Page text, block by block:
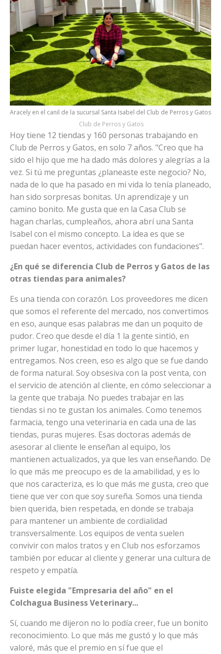
Aracely en el canil de la sucursal Santa Isabel del Club de Perros y Gatos
Club de Perros y Gatos
Hoy tiene 12 tiendas y 160 personas trabajando en
Club de Perros y Gatos, en solo 7 años. "Creo que ha
sido el hijo que me ha dado más dolores y alegrías a la
vez. Si tú me preguntas ¿planeaste este negocio? No,
nada de lo que ha pasado en mi vida lo tenía planeado,
han sido sorpresas bonitas. Un aprendizaje y un
camino bonito. Me gusta que en la Casa Club se
hagan charlas, cumpleaños, ahora abrí una Santa
Isabel con el mismo concepto. La idea es que se
puedan hacer eventos, actividades con fundaciones".
¿En qué se diferencia Club de Perros y Gatos de las
otras tiendas para animales?
Es una tienda con corazón. Los proveedores me dicen
que somos el referente del mercado, nos convertimos
en eso, aunque esas palabras me dan un poquito de
pudor. Creo que desde el día 1 la gente sintió, en
primer lugar, honestidad en todo lo que hacemos y
entregamos. Nos creen, eso es algo que se fue dando
de forma natural. Soy obsesiva con la post venta, con
el servicio de atención al cliente, en cómo seleccionar a
la gente que trabaja. No puedes trabajar en las
tiendas si no te gustan los animales. Como tenemos
farmacia, tengo una veterinaria en cada una de las
tiendas, puras mujeres. Esas doctoras además de
asesorar al cliente le enseñan al equipo, los
mantienen actualizados, ya que les van enseñando. De
lo que más me preocupo es de la amabilidad, y es lo
que nos caracteriza, es lo que más me gusta, creo que
tiene que ver con que soy sureña. Somos una tienda
bien querida, bien respetada, en donde se trabaja
para mantener un ambiente de cordialidad
transversalmente. Los equipos de venta suelen
convivir con malos tratos y en Club nos esforzamos
también por educar al cliente y generar una cultura de
respeto y empatía.
Fuiste elegida "Empresaria del año" en el
Colchagua Business Veterinary...
Sí, cuando me dijeron no lo podía creer, fue un bonito
reconocimiento. Lo que más me gustó y lo que más
valoré, más que el premio en sí fue que el